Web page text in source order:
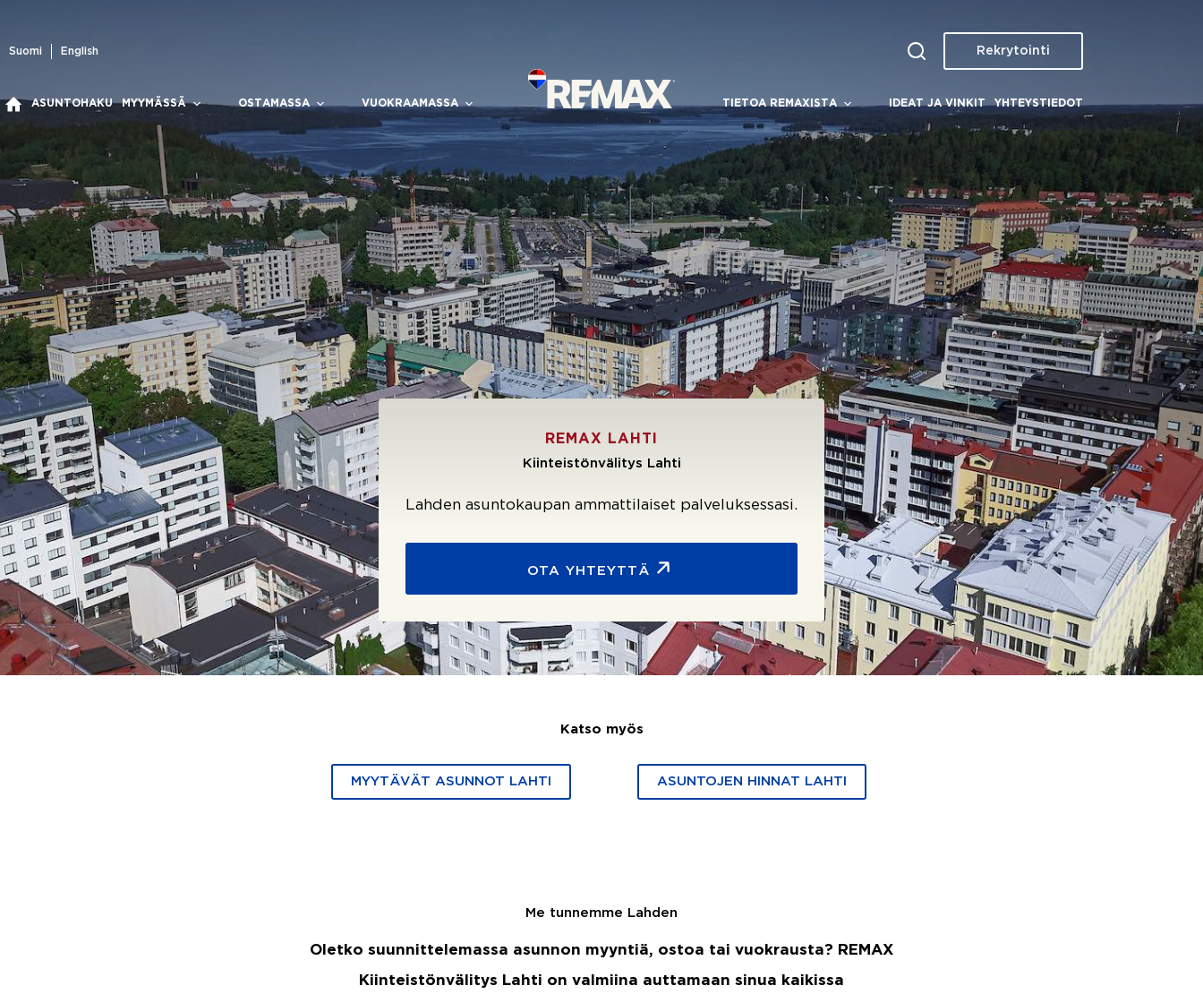
content
Suomi English Rekrytointi
ASUNTOHAKU MYYMÄSSÄ OSTAMASSA VUOKRAAMASSA TIETOA REMAXISTA IDEAT JA VINKIT YHTEYSTIEDOT
REMAX LAHTI
Kiinteistönvälitys Lahti
Lahden asuntokaupan ammattilaiset palveluksessasi.
OTA YHTEYTTÄ
Katso myös
MYYTÄVÄT ASUNNOT LAHTI ASUNTOJEN HINNAT LAHTI
Me tunnemme Lahden
Oletko suunnittelemassa asunnon myyntiä, ostoa tai vuokrausta? REMAX
Kiinteistönvälitys Lahti on valmiina auttamaan sinua kaikissa